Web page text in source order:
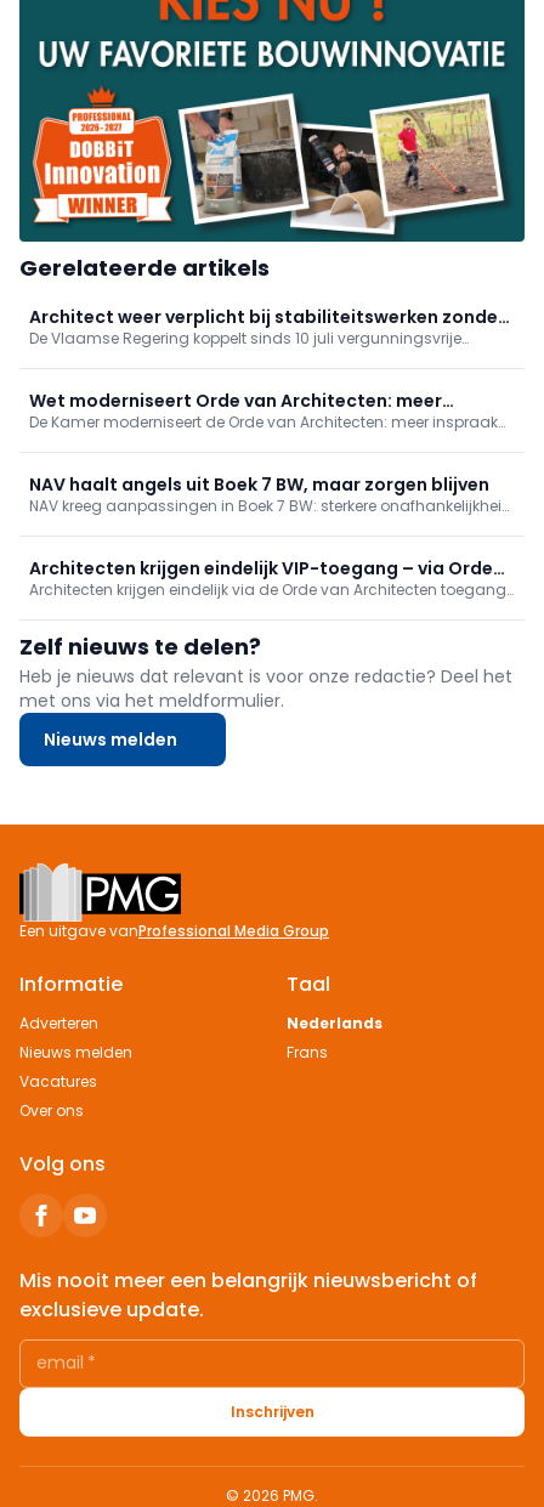
Gerelateerde artikels
Architect weer verplicht bij stabiliteitswerken zonder
vergunning
De Vlaamse Regering koppelt sinds 10 juli vergunningsvrije
behouden met kwaliteits- en veiligheidswaarborg.
Wet moderniseert Orde van Architecten: meer
inspraak en transparantie
De Kamer moderniseert de Orde van Architecten: meer inspraak
Verkiezingen dit najaar verlopen al volgens de nieuwe regels.
NAV haalt angels uit Boek 7 BW, maar zorgen blijven
NAV kreeg aanpassingen in Boek 7 BW: sterkere onafhankelijkheid
hoofdelijke aansprakelijkheid en onduidelijke termijnen.
Inwerkingtreding binnen een jaar; NAV volgt op.
Architecten krijgen eindelijk VIP-toegang – via Orde
als tussenpersoon
Architecten krijgen eindelijk via de Orde van Architecten toegang
het dossier, loste privacyknelpunten mee op en blijft ijveren voor
rechtstreekse toegang.
Zelf nieuws te delen?
Heb je nieuws dat relevant is voor onze redactie? Deel het
met ons via het meldformulier.
Nieuws melden
Footer
Een uitgave vanProfessional Media Group
Informatie
Adverteren
Nieuws melden
Vacatures
Over ons
Taal
Nederlands
Frans
Volg ons
Mis nooit meer een belangrijk nieuwsbericht of
exclusieve update.
email *
Inschrijven
© 2026 PMG.